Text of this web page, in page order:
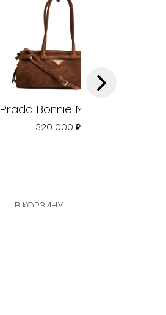
Prada Bonnie Medium
320 000₽
В КОРЗИНУ
›